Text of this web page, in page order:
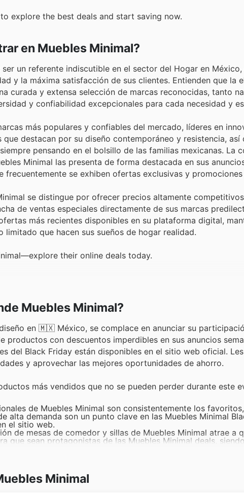
explore the best deals and start saving now.
en Muebles Minimal?
un referente indiscutible en el sector del Hogar en
y la máxima satisfacción de sus clientes. Entienden que la
curada y extensa selección de marcas reconocidas, tanto
y confiabilidad excepcionales para cada necesidad y
más populares y confiables del mercado, líderes en
que destacan por su diseño contemporáneo y resistencia,
pensando en el bolsillo de las familias mexicanas. La
Minimal las presenta de forma destacada en sus
se exhiben ofertas exclusivas y
se distingue por ofrecer precios altamente
de ventas especiales directamente de sus marcas
más recientes disponibles en su plataforma digital,
que hacen sus sueños de hogar realidad.
their online deals today.
Muebles Minimal?
en 🇲🇽 México, se complace en anunciar su
productos con descuentos imperdibles en sus anuncios
del Black Friday están disponibles en el sitio web oficial.
y aprovechar las mejores oportunidades de ahorro.
más vendidos que no se pueden perder durante este
de Muebles Minimal son consistentemente los
alta demanda son un punto clave en las Muebles Minimal
el sitio web.
de mesas de comedor y sillas de Muebles Minimal atrae a
que sean protagonistas de las Muebles Minimal deals,
una gran demanda, por lo que se incluyen con frecuencia en
Black Friday.
– Con el auge del trabajo remoto, los escritorios y muebles
Minimal